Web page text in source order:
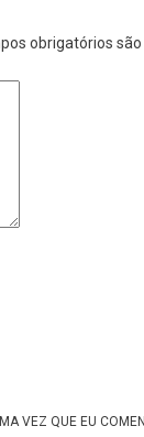
obrigatórios
VEZ QUE EU